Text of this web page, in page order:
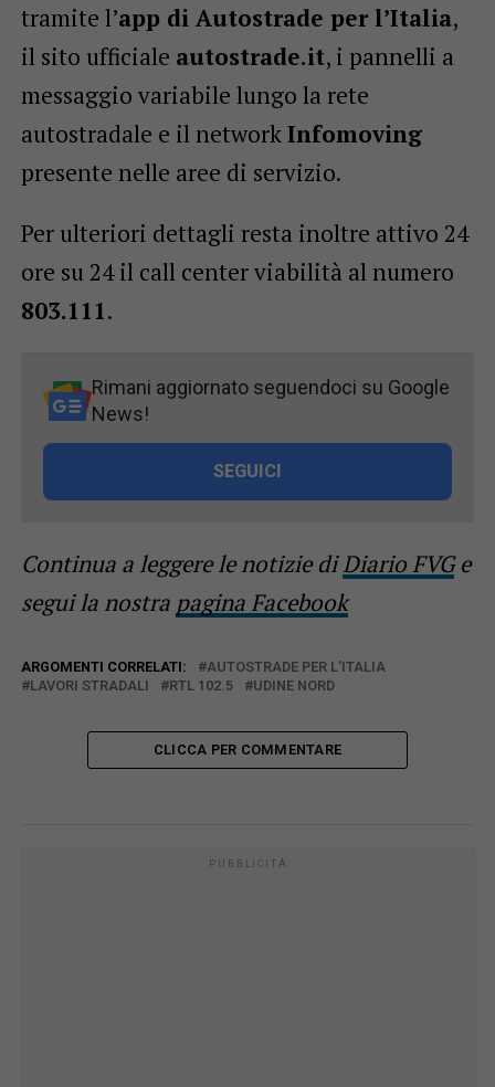
tramite l’app di Autostrade per l’Italia,
il sito ufficiale autostrade.it, i pannelli a
messaggio variabile lungo la rete
autostradale e il networkInfomoving
presente nelle aree di servizio.
Per ulteriori dettagli resta inoltre attivo 24
ore su 24 il call center viabilità al numero
803.111.
Rimani aggiornato seguendoci su Google
News!
SEGUICI
Continua a leggere le notizie diDiario FVGe
segui la nostra pagina Facebook
ARGOMENTI CORRELATI:
AUTOSTRADE PER L’ITALIA
LAVORI STRADALI
RTL 102.5 UDINE NORD
CLICCA PER COMMENTARE
PUBBLICITÀ